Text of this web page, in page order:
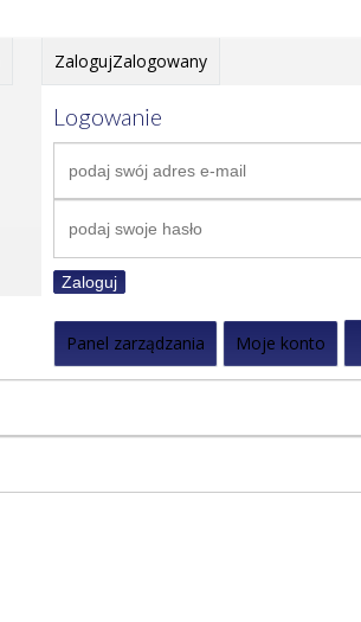
ZalogujZalogowany
Logowanie
Zaloguj
Panel zarządzania Moje konto